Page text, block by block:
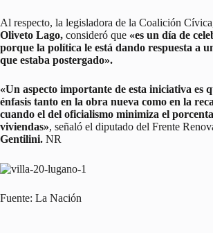
Al respecto, la legisladora de la Coalición
Oliveto Lago, consideró que «es un día de
porque la política le está dando respuesta a
que estaba postergado».
«Un aspecto importante de esta iniciativa es
énfasis tanto en la obra nueva como en la
cuando el del oficialismo minimiza el
viviendas», señaló el diputado del Frente
Gentilini. NR
Fuente: La Nación